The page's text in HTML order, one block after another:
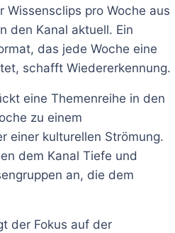
Wissensclips pro Woche aus
den Kanal aktuell. Ein
das jede Woche eine
schafft Wiedererkennung.
eine Themenreihe in den
zu einem
einer kulturellen Strömung.
dem Kanal Tiefe und
an, die dem
der Fokus auf der